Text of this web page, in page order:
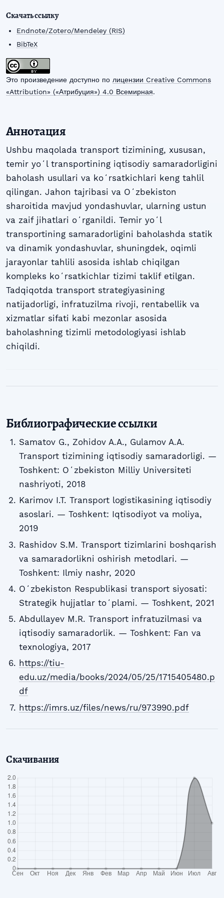
Скачать ссылку
Endnote/Zotero/Mendeley (RIS)
BibTeX
Это произведение доступно по лицензии Creative Commons
«Attribution» («Атрибуция») 4.0 Всемирная.
Аннотация
Ushbu maqolada transport tizimining, xususan,
temir yoʻl transportining iqtisodiy samaradorligini
baholash usullari va koʻrsatkichlari keng tahlil
qilingan. Jahon tajribasi va Oʻzbekiston
sharoitida mavjud yondashuvlar, ularning ustun
va zaif jihatlari oʻrganildi. Temir yoʻl
transportining samaradorligini baholashda statik
va dinamik yondashuvlar, shuningdek, oqimli
jarayonlar tahlili asosida ishlab chiqilgan
kompleks koʻrsatkichlar tizimi taklif etilgan.
Tadqiqotda transport strategiyasining
natijadorligi, infratuzilma rivoji, rentabellik va
xizmatlar sifati kabi mezonlar asosida
baholashning tizimli metodologiyasi ishlab
chiqildi.
Библиографические ссылки
Samatov G., Zohidov A.A., Gulamov A.A.
Transport tizimining iqtisodiy samaradorligi. —
Toshkent: Oʻzbekiston Milliy Universiteti
nashriyoti, 2018
Karimov I.T. Transport logistikasining iqtisodiy
asoslari. — Toshkent: Iqtisodiyot va moliya,
2019
Rashidov S.M. Transport tizimlarini boshqarish
va samaradorlikni oshirish metodlari. —
Toshkent: Ilmiy nashr, 2020
Oʻzbekiston Respublikasi transport siyosati:
Strategik hujjatlar toʻplami. — Toshkent, 2021
Abdullayev M.R. Transport infratuzilmasi va
iqtisodiy samaradorlik. — Toshkent: Fan va
texnologiya, 2017
https://tiu-
edu.uz/media/books/2024/05/25/1715405480.p
df
https://imrs.uz/files/news/ru/973990.pdf
Скачивания